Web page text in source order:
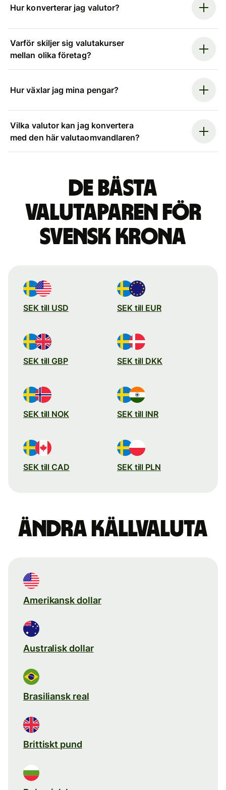
Hur konverterar jag valutor?
Varför skiljer sig valutakurser
mellan olika företag?
Hur växlar jag mina pengar?
Vilka valutor kan jag konvertera
med den här valutaomvandlaren?
De bästa
valutaparen för
svensk krona
SEK till USD SEK till EUR
SEK till GBP SEK till DKK
SEK till NOK SEK till INR
SEK till CAD SEK till PLN
Ändra källvaluta
Amerikansk dollar
Australisk dollar
Brasiliansk real
Brittiskt pund